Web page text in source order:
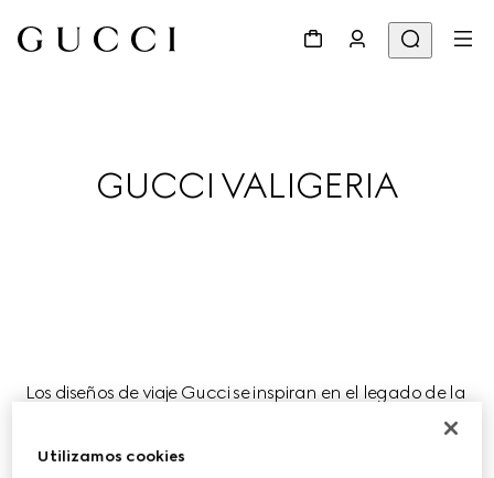
GUCCI VALIGERIA
Los diseños de viaje Gucci se inspiran en el legado de la
Firma como taller de equipaje y son los compañeros de
viaje perfectos para esta temporada.
Utilizamos cookies